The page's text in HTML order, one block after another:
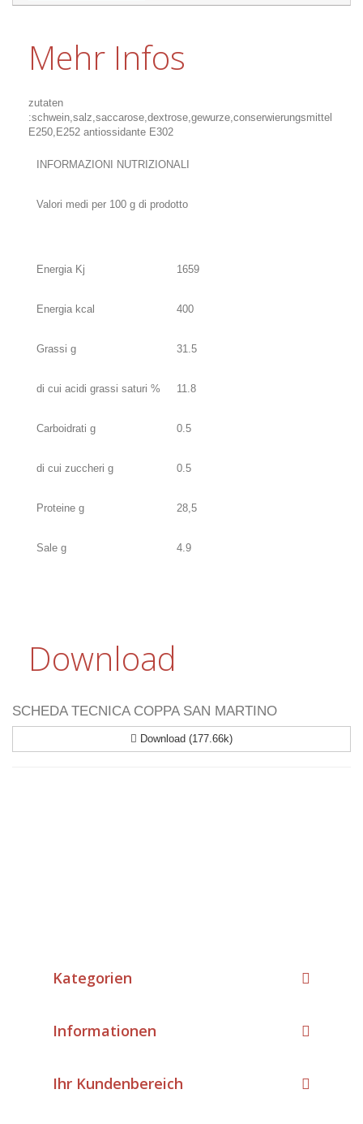
Mehr Infos
zutaten
:schwein,salz,saccarose,dextrose,gewurze,conserwierungsmittel
E250,E252 antiossidante E302
INFORMAZIONI NUTRIZIONALI
Valori medi per 100 g di prodotto
Energia Kj 1659
Energia kcal 400
Grassi g 31.5
di cui acidi grassi saturi % 11.8
Carboidrati g 0.5
di cui zuccheri g 0.5
Proteine g 28,5
Sale g 4.9
Download
SCHEDA TECNICA COPPA SAN MARTINO
Download (177.66k)
Kategorien
Informationen
Ihr Kundenbereich